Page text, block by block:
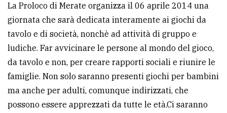
Per
la
tua
pubblicità
CERCA
Cerca
La Proloco di Merate organizza il 06 aprile 2014 una
giornata che sarà dedicata interamente ai giochi da
tavolo e di società, nonchè ad attività di gruppo e
ludiche. Far avvicinare le persone al mondo del gioco,
da tavolo e non, per creare rapporti sociali e riunire le
famiglie. Non solo saranno presenti giochi per bambini
ma anche per adulti, comunque indirizzati, che
possono essere apprezzati da tutte le età.Ci saranno